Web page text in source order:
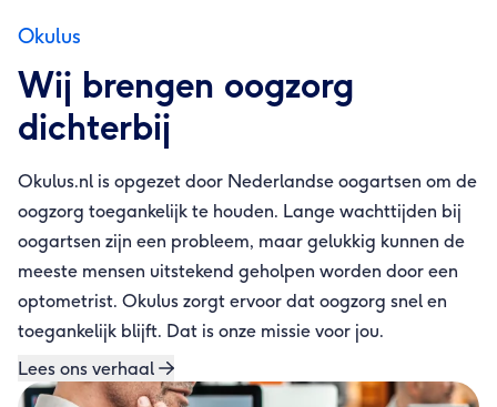
Okulus
Wij brengen oogzorg
dichterbij
Okulus.nl is opgezet door Nederlandse oogartsen om de
oogzorg toegankelijk te houden. Lange wachttijden bij
oogartsen zijn een probleem, maar gelukkig kunnen de
meeste mensen uitstekend geholpen worden door een
optometrist. Okulus zorgt ervoor dat oogzorg snel en
toegankelijk blijft. Dat is onze missie voor jou.
Lees ons verhaal